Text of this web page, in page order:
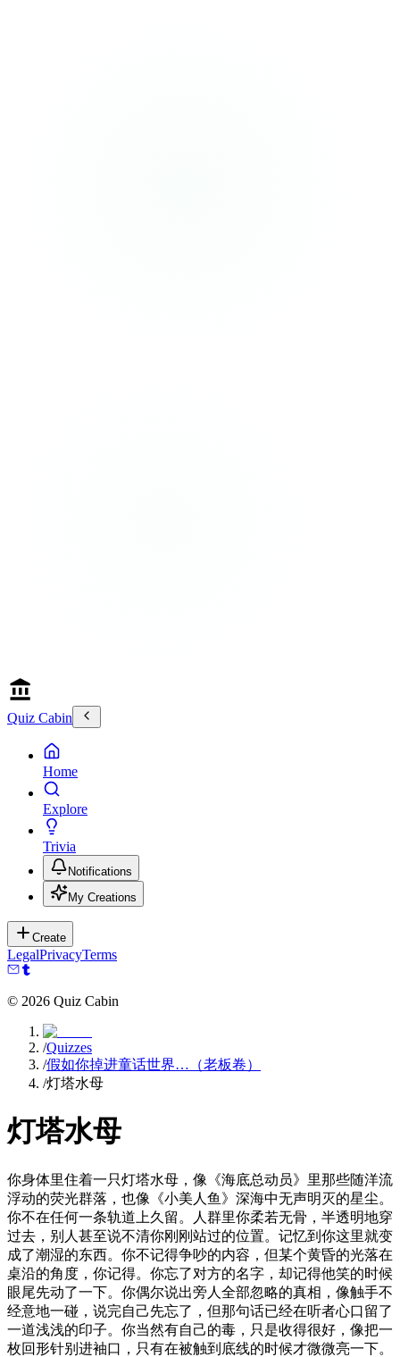
Quiz Cabin
Home
Explore
Trivia
Notifications
My Creations
Create
LegalPrivacyTerms
© 2026 Quiz Cabin
/Quizzes
/假如你掉进童话世界…（老板卷）
/灯塔水母
灯塔水母
你身体里住着一只灯塔水母，像《海底总动员》里那些随洋流
浮动的荧光群落，也像《小美人鱼》深海中无声明灭的星尘。
你不在任何一条轨道上久留。人群里你柔若无骨，半透明地穿
过去，别人甚至说不清你刚刚站过的位置。记忆到你这里就变
成了潮湿的东西。你不记得争吵的内容，但某个黄昏的光落在
桌沿的角度，你记得。你忘了对方的名字，却记得他笑的时候
眼尾先动了一下。你偶尔说出旁人全部忽略的真相，像触手不
经意地一碰，说完自己先忘了，但那句话已经在听者心口留了
一道浅浅的印子。你当然有自己的毒，只是收得很好，像把一
枚回形针别进袖口，只有在被触到底线的时候才微微亮一下。